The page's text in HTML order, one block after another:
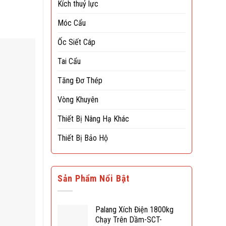
Kích thuỷ lực
Móc Cẩu
Ốc Siết Cáp
Tai Cẩu
Tăng Đơ Thép
Vòng Khuyên
Thiết Bị Nâng Hạ Khác
Thiết Bị Bảo Hộ
Sản Phẩm Nổi Bật
Palang Xích Điện 1800kg
Chạy Trên Dầm-SCT-